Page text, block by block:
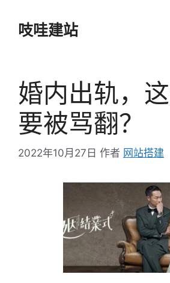
吱哇建站
婚内出轨，
要被骂翻？
2022年10月27日 作者 网站搭建